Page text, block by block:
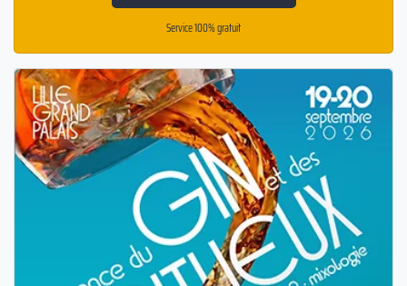
Service 100% gratuit